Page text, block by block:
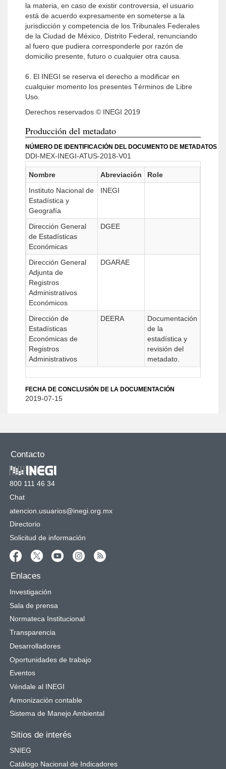
la materia, en caso de existir controversia, el usuario
está de acuerdo expresamente en someterse a la
jurisdicción y competencia de los Tribunales Federales
de la Ciudad de México, Distrito Federal, renunciando
al fuero que pudiera corresponderle por razón de
domicilio presente, futuro o cualquier otra causa.
6. El INEGI se reserva el derecho a modificar en
cualquier momento los presentes Términos de Libre
Uso.
Derechos reservados © INEGI 2019
Producción del metadato
NÚMERO DE IDENTIFICACIÓN DEL DOCUMENTO DE METADATOS
DDI-MEX-INEGI-ATUS-2018-V01
Nombre Abreviación
Role
Instituto Nacional de
Estadística y
Geografía
INEGI
Dirección General
de Estadísticas
Económicas
DGEE
Dirección General
Adjunta de
Registros
Administrativos
Económicos
DGARAE
Dirección de
Estadísticas
Económicas de
Registros
Administrativos
DEERA
Documentación
de la
estadística y
revisión del
metadato.
FECHA DE CONCLUSIÓN DE LA DOCUMENTACIÓN
2019-07-15
Contacto
800 111 46 34
Chat
atencion.usuarios@inegi.org.mx
Directorio
Solicitud de información
Enlaces
Investigación
Sala de prensa
Normateca Institucional
Transparencia
Desarrolladores
Oportunidades de trabajo
Eventos
Véndale al INEGI
Armonización contable
Sistema de Manejo Ambiental
Sitios de interés
SNIEG
Catálogo Nacional de Indicadores